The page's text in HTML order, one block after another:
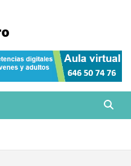
medio ambiente y formas